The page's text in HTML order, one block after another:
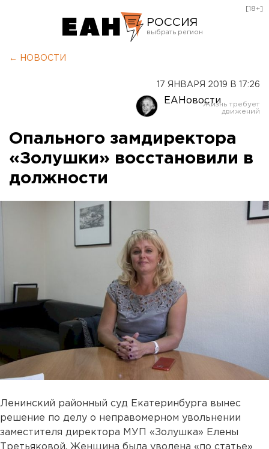
РОССИЯ
Оренбург
[18+]
← НОВОСТИ
17 ЯНВАРЯ 2019 В 17:26
ЕАНовости
Опального замдиректора
«Золушки» восстановили в
должности
Ленинский районный суд Екатеринбурга вынес
решение по делу о неправомерном увольнении
заместителя директора МУП «Золушка» Елены
Третьяковой. Женщина была уволена «по статье»